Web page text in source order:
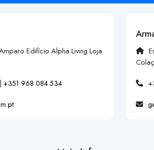
Edifício Alpha Living Loja
| +351 968 084 534